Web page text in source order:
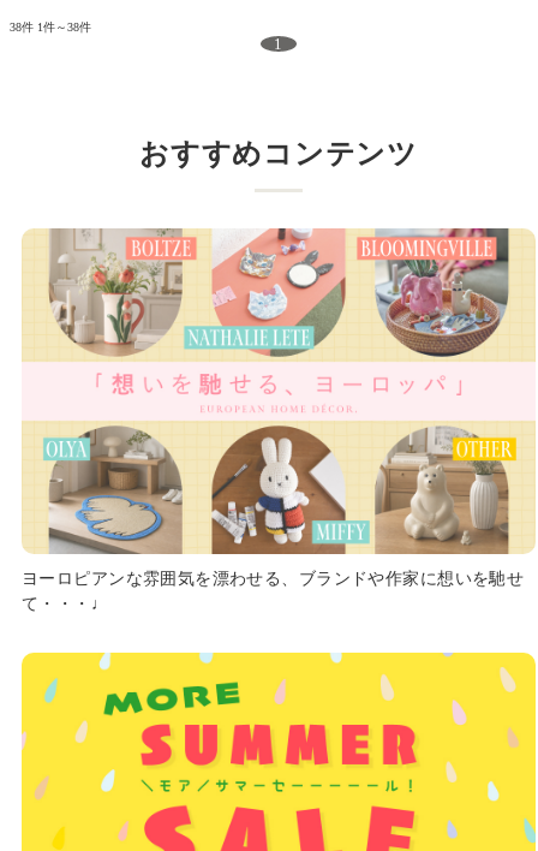
38件 1件～38件
1
おすすめコンテンツ
ヨーロピアンな雰囲気を漂わせる、ブランドや作家に想いを馳せ
て・・・♩